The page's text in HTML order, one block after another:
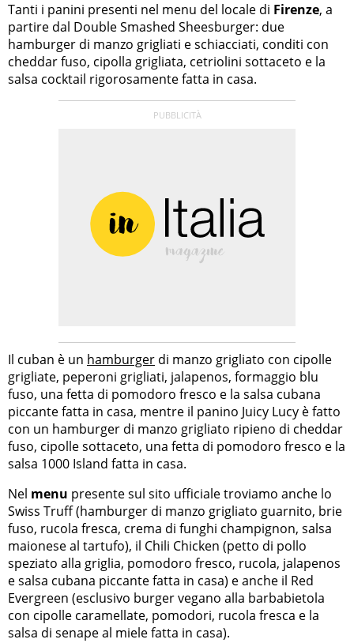
Tanti i panini presenti nel menu del locale di Firenze, a
partire dal Double Smashed Sheesburger: due
hamburger di manzo grigliati e schiacciati, conditi con
cheddar fuso, cipolla grigliata, cetriolini sottaceto e la
salsa cocktail rigorosamente fatta in casa.
Il cuban è un hamburger di manzo grigliato con cipolle
grigliate, peperoni grigliati, jalapenos, formaggio blu
fuso, una fetta di pomodoro fresco e la salsa cubana
piccante fatta in casa, mentre il panino Juicy Lucy è fatto
con un hamburger di manzo grigliato ripieno di cheddar
fuso, cipolle sottaceto, una fetta di pomodoro fresco e la
salsa 1000 Island fatta in casa.
Nel menu presente sul sito ufficiale troviamo anche lo
Swiss Truff (hamburger di manzo grigliato guarnito, brie
fuso, rucola fresca, crema di funghi champignon, salsa
maionese al tartufo), il Chili Chicken (petto di pollo
speziato alla griglia, pomodoro fresco, rucola, jalapenos
e salsa cubana piccante fatta in casa) e anche il Red
Evergreen (esclusivo burger vegano alla barbabietola
con cipolle caramellate, pomodori, rucola fresca e la
salsa di senape al miele fatta in casa).